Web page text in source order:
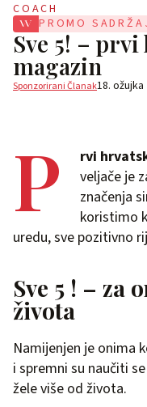
COACH
PROMO
Sve 5! –
magazin
Sponzorirani Članak18. ožujka
P rvi
veljače je
značenja
koristimo
uredu, sve pozitivno
Sve 5 ! – za
života
Namijenjen je onima
i spremni su naučiti
žele više od života.